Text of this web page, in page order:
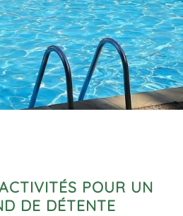
POUR UN
DE DÉTENTE